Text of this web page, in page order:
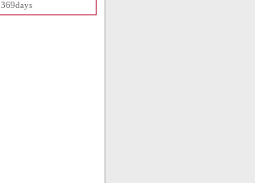
369days